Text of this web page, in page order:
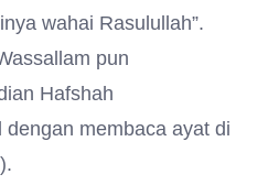
wahai Rasulullah”.
pun
Hafshah
dengan membaca ayat di